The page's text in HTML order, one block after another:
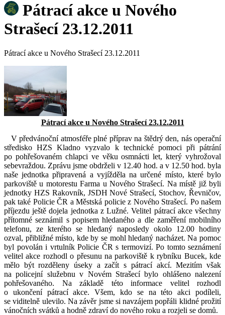
Pátrací akce u Nového
Strašecí 23.12.2011
Pátrací akce u Nového Strašecí 23.12.2011
Pátrací akce u Nového Strašecí 23.12.2011
V předvánoční atmosféře plné příprav na štědrý den, nás operační
středisko HZS Kladno vyzvalo k technické pomoci při pátrání
po pohřešovaném chlapci ve věku osmnácti let, který vyhrožoval
sebevraždou. Zprávu jsme obdrželi v 12.40 hod. a v 12.50 hod. byla
naše jednotka připravená a vyjížděla na určené místo, které bylo
parkoviště u motorestu Farma u Nového Strašecí. Na místě již byli
jednotky HZS Rakovník, JSDH Nové Strašecí, Stochov, Řevničov,
pak také Policie ČR a Městská policie z Nového Strašecí. Po našem
příjezdu ještě dojela jednotka z Lužné. Velitel pátrací akce všechny
přítomné seznámil s popisem hledaného a dle zaměření mobilního
telefonu, ze kterého se hledaný naposledy okolo 12.00 hodiny
ozval, přibližné místo, kde by se mohl hledaný nacházet. Na pomoc
byl povolán i vrtulník Policie ČR s termovizí. Po tomto seznámení
velitel akce rozhodl o přesunu na parkoviště k rybníku Bucek, kde
mělo být rozděleny úseky a začít s pátrací akcí. Mezitím však
na policejní služebnu v Novém Strašecí bylo ohlášeno nalezení
pohřešovaného. Na základě této informace velitel rozhodl
o ukončení pátrací akce. Všem, kdo se na této akci podíleli,
se viditelně ulevilo. Na závěr jsme si navzájem popřáli klidné prožití
vánočních svátků a hodně zdraví do nového roku a rozjeli se domů.